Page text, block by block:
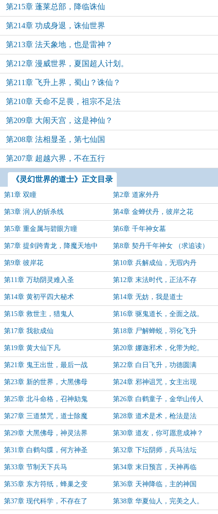
第215章 蓬莱总部，降临诛仙
第214章 功成身退，诛仙世界
第213章 法天象地，也是雷神？
第212章 漫威世界，夏国超人计划。
第211章 飞升上界，蜀山？诛仙？
第210章 天命不足畏，祖宗不足法
第209章 大闹天宫，这是神仙？
第208章 法相显圣，第七仙国
第207章 超越六界，不在五行
《灵幻世界的道士》正文目录
第1章 双瞳 第2章 道家外丹
第3章 润人的斩杀线 第4章 金蝉伏丹，彼岸之花
第5章 重金属与碧眼方瞳 第6章 千年神女墓
第7章 提剑跨青龙，降魔天地中 第8章 契丹千年神女 （求追读）
第9章 彼岸花 第10章 兵解成仙，无瑕内丹
第11章 万劫阴灵难入圣 第12章 末法时代，正法不存
第14章 黄初平四大秘术 第14章 无妨，我是道士
第15章 救世主，猎鬼人 第16章 驱鬼道长，全面之战。
第17章 我欲成仙 第18章 尸解蝉蜕，羽化飞升
第19章 黄大仙下凡 第20章 娜迦邪术，化带为蛇。
第21章 鬼王出世，最后一战 第22章 白日飞升，功德圆满
第23章 新的世界，大黑佛母 第24章 邪神诅咒，女主出现
第25章 北斗命格，召神劾鬼 第26章 白鹤童子，金华山传人
第27章 三道禁咒，道士除魔 第28章 道术是术，枪法是法
第29章 大黑佛母，神灵法界 第30章 道友，你可愿意成神？
第31章 白鹤勾牒，何方神圣 第32章 下坛阴师，兵马法坛
第33章 节制天下兵马 第34章 末日预言，天神再临
第35章 东方符纸，蜂巢之变 第36章 天神降临，主的神国
第37章 现代科学，不存在了 第38章 华夏仙人，完美之人。